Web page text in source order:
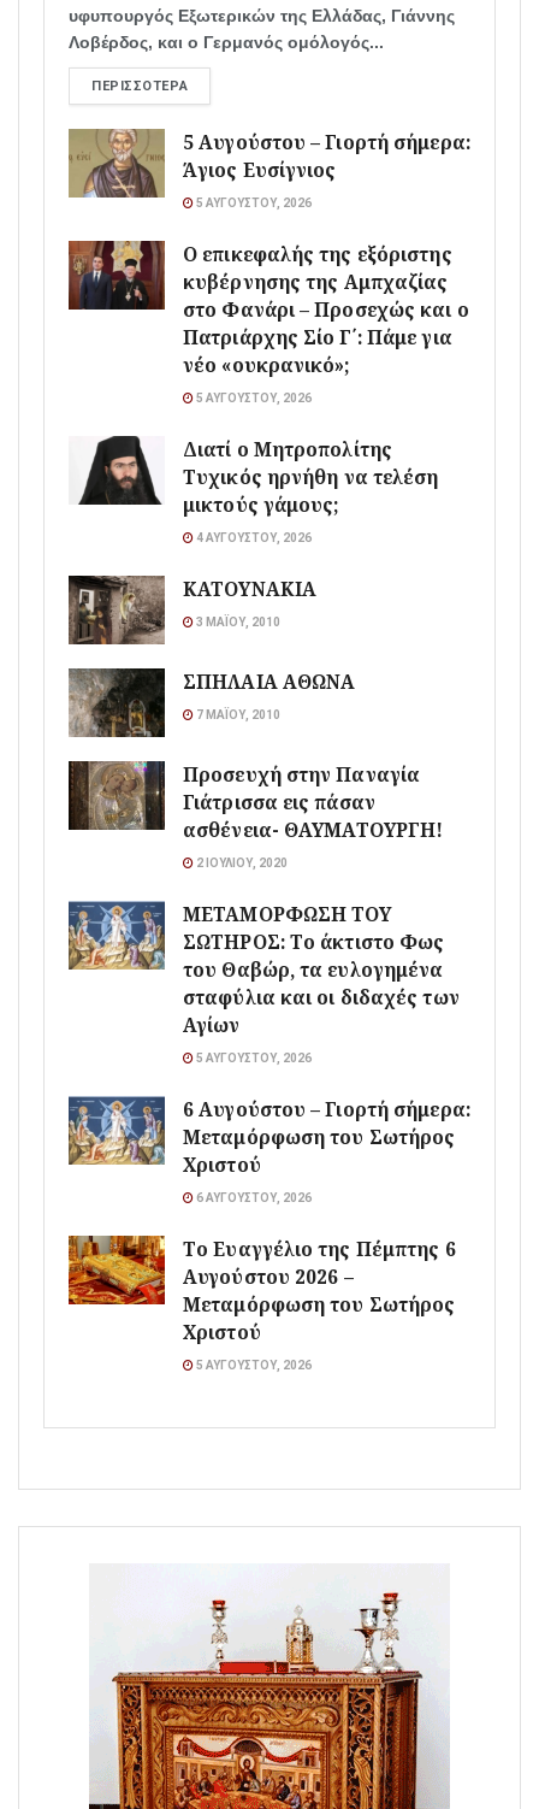
υφυπουργός Εξωτερικών της Ελλάδας, Γιάννης
Λοβέρδος, και ο Γερμανός ομόλογός...
ΠΕΡΙΣΣΌΤΕΡΑ
5 Αυγούστου – Γιορτή σήμερα:
Άγιος Ευσίγνιος
5 ΑΥΓΟΎΣΤΟΥ, 2026
Ο επικεφαλής της εξόριστης
κυβέρνησης της Αμπχαζίας
στο Φανάρι – Προσεχώς και ο
Πατριάρχης Σίο Γ΄: Πάμε για
νέο «ουκρανικό»;
5 ΑΥΓΟΎΣΤΟΥ, 2026
Διατί ο Μητροπολίτης
Τυχικός ηρνήθη να τελέση
μικτούς γάμους;
4 ΑΥΓΟΎΣΤΟΥ, 2026
ΚΑΤΟΥΝΑΚΙΑ
3 ΜΑΪ́ΟΥ, 2010
ΣΠΗΛΑΙΑ ΑΘΩΝΑ
7 ΜΑΪ́ΟΥ, 2010
Προσευχή στην Παναγία
Γιάτρισσα εις πάσαν
ασθένεια- ΘΑΥΜΑΤΟΥΡΓΗ!
2 ΙΟΥΛΊΟΥ, 2020
ΜΕΤΑΜΟΡΦΩΣΗ ΤΟΥ
ΣΩΤΗΡΟΣ: Το άκτιστο Φως
του Θαβώρ, τα ευλογημένα
σταφύλια και οι διδαχές των
Αγίων
5 ΑΥΓΟΎΣΤΟΥ, 2026
6 Αυγούστου – Γιορτή σήμερα:
Μεταμόρφωση του Σωτήρος
Χριστού
6 ΑΥΓΟΎΣΤΟΥ, 2026
Το Ευαγγέλιο της Πέμπτης 6
Αυγούστου 2026 –
Μεταμόρφωση του Σωτήρος
Χριστού
5 ΑΥΓΟΎΣΤΟΥ, 2026